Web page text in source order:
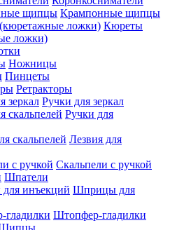
Крампонные щипцы
Кюреты
ложки)
Ножницы
Пинцеты
Ретракторы
Ручки для зеркал
Ручки для
Лезвия для
Скальпели с ручкой
Шпатели
Шприцы для
Штопфер-гладилки